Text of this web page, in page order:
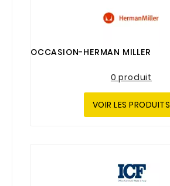
OCCASION-HERMAN MILLER
0 produit
VOIR LES PRODUITS